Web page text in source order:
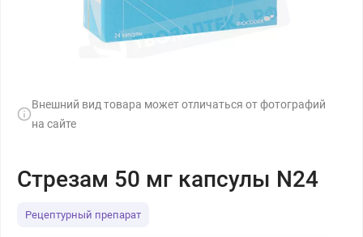
Внешний вид товара может отличаться от фотографий
на сайте
Стрезам 50 мг капсулы N24
Рецептурный препарат